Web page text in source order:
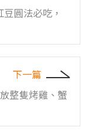
圓法必吃，
下一篇
整隻烤雞、蟹